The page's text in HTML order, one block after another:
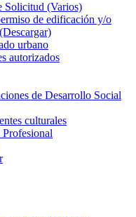
Solicitud (Varios)
de edificación y/o
urbano
autorizados
de Desarrollo Social
culturales